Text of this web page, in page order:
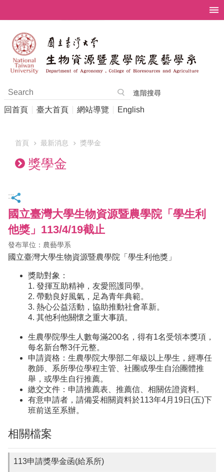
進階搜尋
回首頁 臺大首頁 網站導覽 English
首頁 最新消息 獎學金
獎學金
:::
國立臺灣大學生物資源暨農學院「學生利
他獎」113/4/19截止
發布單位：農藝學系
國立臺灣大學生物資源暨農學院「學生利他獎」
獎助對象：
1. 發揮互助精神，友愛照護同學。
2. 帶動良好風氣，足為青年典範。
3. 熱心公益活動，協助推動社會革新。
4. 其他利他關懷之重大事蹟。
生農學院學生人數每滿200名，得有1名受領本獎項，
每名新台幣3仟元整。
申請資格：生農學院大學部二年級以上學生，經專任
教師、系所學位學程主管、社團或學生自治團體推
舉，或學生自行推薦。
繳交文件：申請推薦表、推薦信、相關佐證資料。
有意申請者，請備妥相關資料於113年4月19日(五)下
班前送至系辦。
相關檔案
113申請獎學金函(給系所)